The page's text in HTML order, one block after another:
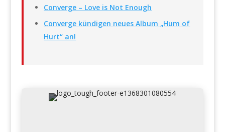
Converge – Love is Not Enough
Converge kündigen neues Album „Hum of
Hurt“ an!